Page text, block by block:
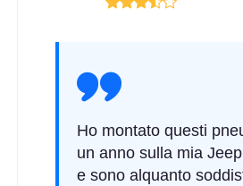
C A
Ho montato questi
un anno sulla mia
e sono alquanto